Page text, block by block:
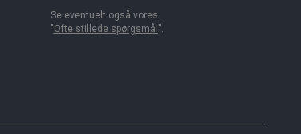
Se eventuelt også vores
"Ofte stillede spørgsmål ".